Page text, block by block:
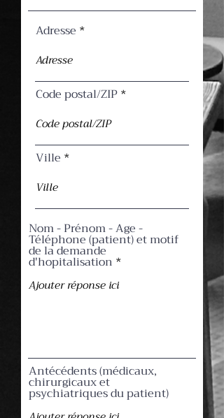
Adresse
Code postal/ZIP
Ville
Nom - Prénom - Age -
Téléphone (patient) et motif
de la demande
d'hopitalisation
Antécédents (médicaux,
chirurgicaux et
psychiatriques du patient)